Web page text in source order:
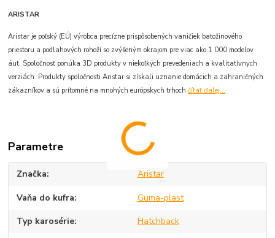
ARISTAR
Aristar je poľský (EÚ) výrobca precízne prispôsobených vaničiek batožinového
priestoru a podlahových rohoží so zvýšeným okrajom pre viac ako 1 000 modelov
áut. Spoločnosť ponúka 3D produkty v niekoľkých prevedeniach a kvalitatívnych
verziách. Produkty spoločnosti Aristar si získali uznanie domácich a zahraničných
zákazníkov a sú prítomné na mnohých európskych trhochčítať ďalej...
Parametre
Značka Aristar
Vaňa do kufra Guma-plast
Typ karosérie Hatchback